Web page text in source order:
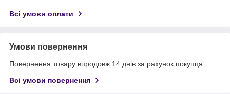
Всі умови оплати
Умови повернення
Повернення товару впродовж 14 днів за рахунок покупця
Всі умови повернення